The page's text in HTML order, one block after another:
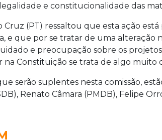
e constitucionalidade das
(PT) ressaltou que esta ação
e que por se tratar de uma alteração
e preocupação sobre os
na Constituição se trata de algo muito
serão suplentes nesta comissão,
Renato Câmara (PMDB), Felipe